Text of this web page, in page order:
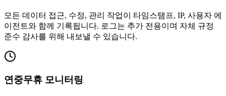
모든 데이터 접근, 수정, 관리 작업이 타임스탬프, IP, 사용자 에
이전트와 함께 기록됩니다. 로그는 추가 전용이며 자체 규정
준수 감사를 위해 내보낼 수 있습니다.
연중무휴 모니터링